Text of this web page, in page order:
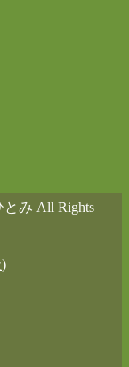
み All Rights
)